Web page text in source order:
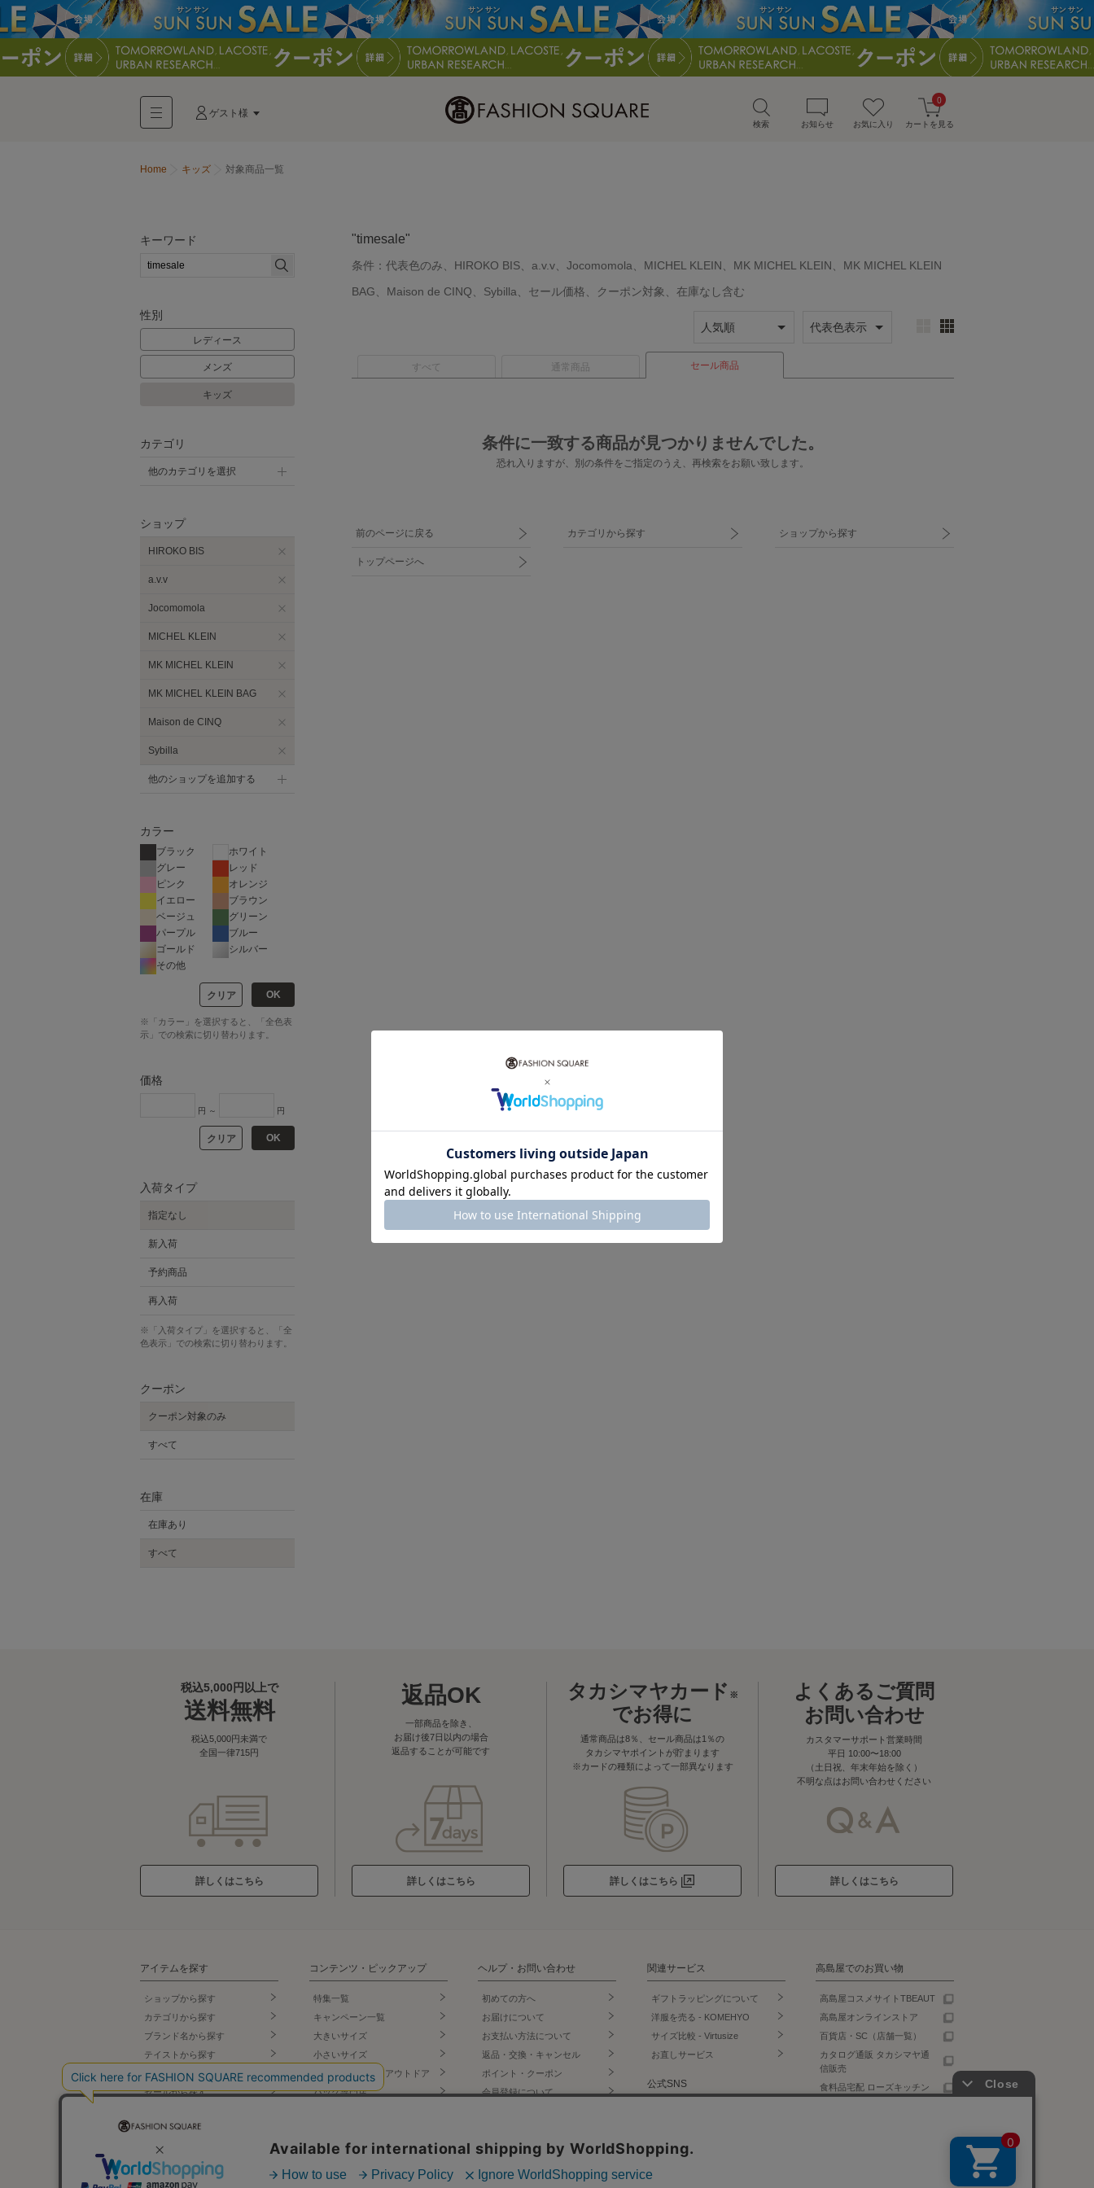
ゲスト様
検索 お知らせ お気に入り カートを見る
0
Home キッズ 対象商品一覧
"timesale"
条件： 代表色のみ、HIROKO BIS、a.v.v、Jocomomola、MICHEL KLEIN、MK MICHEL KLEIN、MK MICHEL KLEIN
BAG、Maison de CINQ、Sybilla、セール価格、クーポン対象、在庫なし含む
すべて 通常商品 セール商品
条件に一致する商品が見つかりませんでした。
恐れ入りますが、別の条件をご指定のうえ、 再検索をお願い致します。
前のページに戻る カテゴリから探す ショップから探す
トップページへ
キーワード
性別
レディース
メンズ
キッズ
カテゴリ
他のカテゴリを選択
ショップ
HIROKO BIS
a.v.v
Jocomomola
MICHEL KLEIN
MK MICHEL KLEIN
MK MICHEL KLEIN BAG
Maison de CINQ
Sybilla
他のショップを追加する
カラー
ブラック
ホワイト
グレー
レッド
ピンク
オレンジ
イエロー
ブラウン
ベージュ
グリーン
パープル
ブルー
ゴールド
シルバー
その他
クリア OK
※「カラー」を選択すると、「全色表
示」での検索に切り替わります。
価格
円 ～ 円
クリア OK
入荷タイプ
指定なし
新入荷
予約商品
再入荷
※「入荷タイプ」を選択すると、「全
色表示」での検索に切り替わります。
クーポン
クーポン対象のみ
すべて
在庫
在庫あり
すべて
税込5,000円以上で
送料無料
税込5,000円未満で
全国一律715円
詳しくはこちら
返品OK
一部商品を除き、
お届け後7日以内の場合
返品することが可能です
詳しくはこちら
タカシマヤカード ※
でお得に
通常商品は8％、セール商品は1％の
タカシマヤポイントが貯まります
※カードの種類によって一部異なります
詳しくはこちら
よくあるご質問
お問い合わせ
カスタマーサポート営業時間
平日 10:00〜18:00
（土日祝、年末年始を除く）
不明な点はお問い合わせください
詳しくはこちら
アイテムを探す
ショップから探す
カテゴリから探す
ブランド名から探す
テイストから探す
コーデから探す
セールから探す
新着商品
先行予約商品
再入荷商品
コンテンツ・ピックアップ
特集一覧
キャンペーン一覧
大きいサイズ
小さいサイズ
スポーツウェア・アウトドア
バッグ専門店
タカシマヤオリジナルショッ
ヘルプ・お問い合わせ
初めての方へ
お届けについて
お支払い方法について
返品・交換・キャンセル
ポイント・クーポン
会員登録について
サイトからのお知らせ
関連サービス
ギフトラッピングについて
洋服を売る - KOMEHYO
サイズ比較 - Virtusize
お直しサービス
公式SNS
X
Facebook
高島屋でのお買い物
高島屋コスメサイトTBEAUT
高島屋オンラインストア
百貨店・SC（店舗一覧）
カタログ通販 タカシマヤ通
信販売
食料品宅配 ローズキッチン